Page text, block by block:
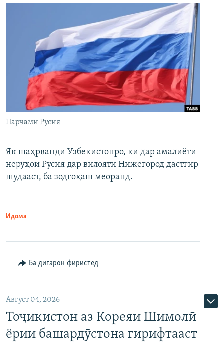
Парчами Русия
Як шаҳрванди Узбекистонро, ки дар амалиёти
нерӯҳои Русия дар вилояти Нижегород дастгир
шудааст, ба зодгоҳаш меоранд.
Идома
Ба дигарон фиристед
Август 04, 2026
Тоҷикистон аз Кореяи Шимолӣ
ёрии башардӯстона гирифтааст